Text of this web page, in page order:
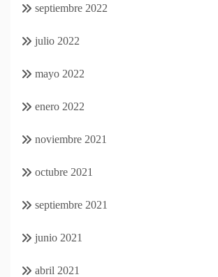
septiembre 2022
julio 2022
mayo 2022
enero 2022
noviembre 2021
octubre 2021
septiembre 2021
junio 2021
abril 2021